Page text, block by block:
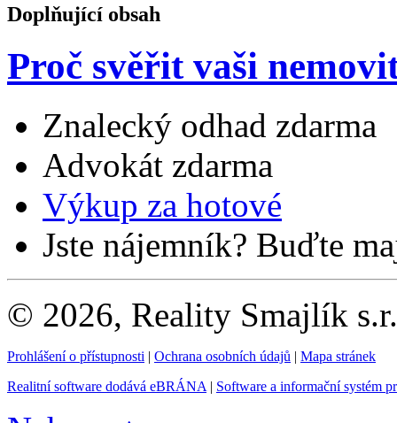
Doplňující obsah
Proč svěřit vaši
Znalecký odhad zdarma
Advokát zdarma
Výkup za hotové
Jste nájemník? Buďte
© 2026, Reality Smajlík
Prohlášení o přístupnosti | Ochrana osobních údajů | Mapa stránek
Realitní software dodává eBRÁNA | Software a informační systém